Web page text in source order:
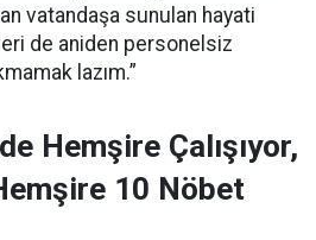
vatandaşa sunulan hayati
de aniden personelsiz
lazım.”
Hemşire Çalışıyor,
10 Nöbet